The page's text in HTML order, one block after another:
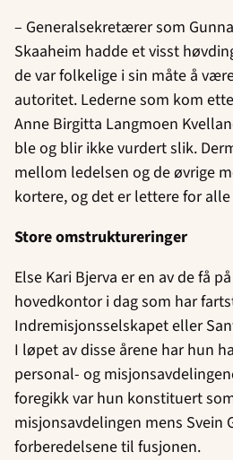
– Generalsekretærer som
Skaaheim hadde et visst
de var folkelige i sin måte å
autoritet. Lederne som kom
Anne Birgitta Langmoen
ble og blir ikke vurdert slik.
mellom ledelsen og de øvrige
kortere, og det er lettere for
Store omstruktureringer
Else Kari Bjerva er en av de få
hovedkontor i dag som har
Indremisjonsselskapet eller
I løpet av disse årene har hun
personal- og
foregikk var hun konstituert
misjonsavdelingen mens Svein
forberedelsene til fusjonen.